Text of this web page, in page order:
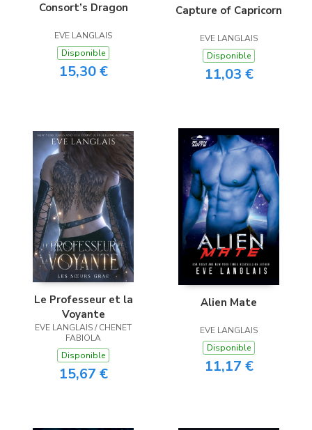
Consort’s Dragon
EVE LANGLAIS
Disponible
15,30 €
Capture of Capricorn
EVE LANGLAIS
Disponible
11,03 €
Le Professeur et la
Voyante
EVE LANGLAIS / CHENET
FABIOLA
Disponible
15,67 €
Alien Mate
EVE LANGLAIS
Disponible
11,17 €